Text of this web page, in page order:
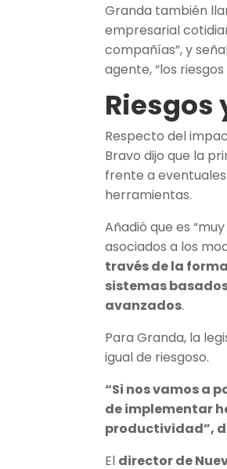
Granda también
empresarial
compañías”, y
agente, “los
Riesgos
Respecto del
Bravo dijo que la
frente a
herramientas.
Añadió que es
asociados a los
través de la
sistemas
avanzados.
Para Granda, la
igual de riesgoso.
“Si nos vamos a
de implementar
productividad”,
El director de